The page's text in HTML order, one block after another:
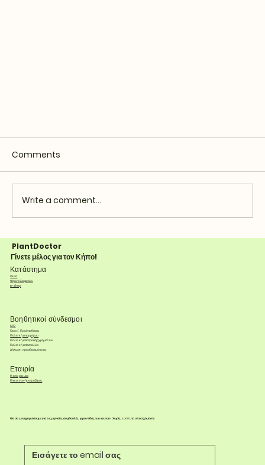
Comments
Write a comment...
PlantDoctor
Γίνετε μέλος για τον Κήπο!
Κατάστημα
Φυτά
Φροντίδα φυτών
e-shop
Βοηθητικοί σύνδεσμοι
FAQ
Όροι & Προϋποθέσεις
Πολιτική απορρήτου
Πολιτική επιστροφής χρημάτων
Πολιτική αποστολών
Δήλωση προσβασιμότητας
Εταιρία
Η ιστορία μας
Επικοινωνήστε μαζί μας
Θα σας ενημερώσουμε για τις μηνιαίες συμβουλές φροντίδας των φυτών. Χωρίς spam, το υποσχόμαστε.